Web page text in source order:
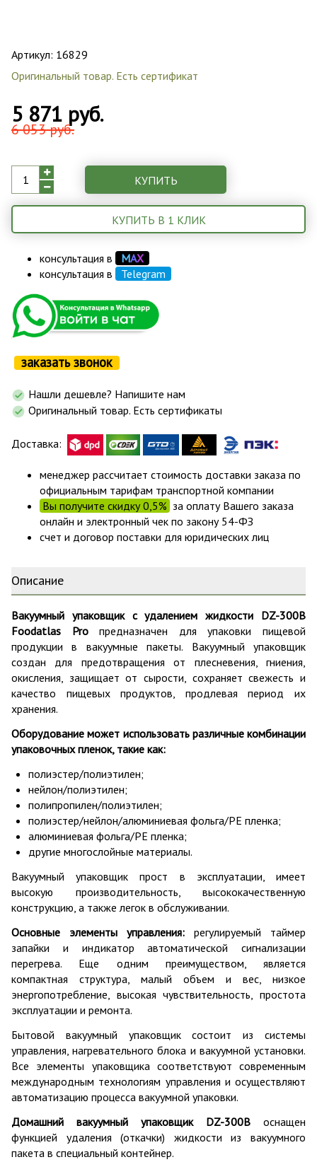
Артикул: 16829
Оригинальный товар. Есть сертификат
5 871 руб.
6 053 руб.
КУПИТЬ
КУПИТЬ В 1 КЛИК
консультация в МАХ
консультация в Telegram
заказать звонок
Нашли дешевле? Напишите нам
Оригинальный товар. Есть сертификаты
Доставка:
менеджер рассчитает стоимость доставки заказа по
официальным тарифам транспортной компании
Вы получите скидку 0,5% за оплату Вашего заказа
онлайн и электронный чек по закону 54-ФЗ
счет и договор поставки для юридических лиц
Описание
Вакуумный упаковщик c удалением жидкости DZ-300B
Foodatlas Proпредназначен для упаковки пищевой
продукции в вакуумные пакеты. Вакуумный упаковщик
создан для предотвращения от плесневения, гниения,
окисления, защищает от сырости, сохраняет свежесть и
качество пищевых продуктов, продлевая период их
хранения.
Оборудование может использовать различные комбинации
упаковочных пленок, такие как:
полиэстер/полиэтилен;
нейлон/полиэтилен;
полипропилен/полиэтилен;
полиэстер/нейлон/алюминиевая фольга/PE пленка;
алюминиевая фольга/PE пленка;
другие многослойные материалы.
Вакуумный упаковщик прост в эксплуатации, имеет
высокую производительность, высококачественную
конструкцию, а также легок в обслуживании.
Основные элементы управления: регулируемый таймер
запайки и индикатор автоматической сигнализации
перегрева. Еще одним преимуществом, является
компактная структура, малый объем и вес, низкое
энергопотребление, высокая чувствительность, простота
эксплуатации и ремонта.
Бытовой вакуумный упаковщик состоит из системы
управления, нагревательного блока и вакуумной установки.
Все элементы упаковщика соответствуют современным
международным технологиям управления и осуществляют
автоматизацию процесса вакуумной упаковки.
Домашний вакуумный упаковщик DZ-300B оснащен
функцией удаления (откачки) жидкости из вакуумного
пакета в специальный контейнер.